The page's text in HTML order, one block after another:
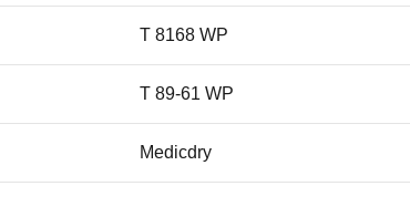
T 8168 WP
T 89-61 WP
Medicdry